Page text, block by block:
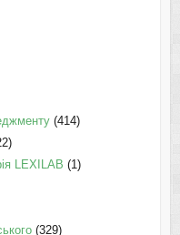
(414)
LEXILAB (1)
(329)